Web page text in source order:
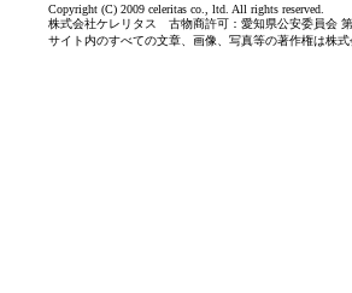
Copyright (C) 2009 celeritas co., ltd. All rights reserved.
株式会社ケレリタス 古物商許可：愛知県公安委員会 第
サイト内のすべての文章、画像、写真等の著作権は株